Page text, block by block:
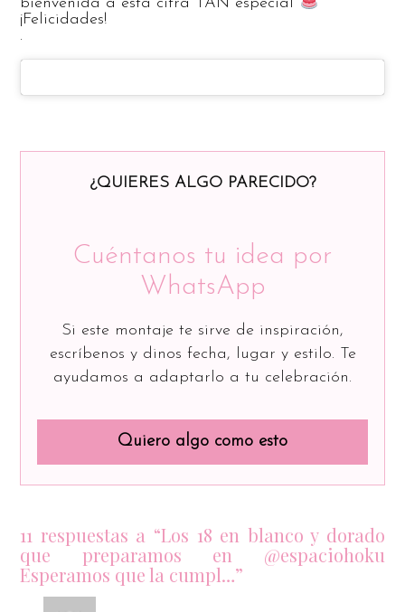
¡Felicidades!
.
¿QUIERES ALGO PARECIDO?
Cuéntanos tu idea por
WhatsApp
Si este montaje te sirve de inspiración,
escríbenos y dinos fecha, lugar y estilo. Te
ayudamos a adaptarlo a tu celebración.
Quiero algo como esto
11 respuestas a “Los 18 en blanco y dorado
que preparamos en @espaciohoku
Esperamos que la cumpl…”